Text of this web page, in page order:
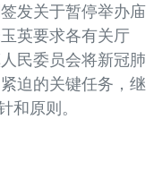
发关于暂停举办庙
英要求各有关厅
民委员会将新冠肺
迫的关键任务，继
和原则。